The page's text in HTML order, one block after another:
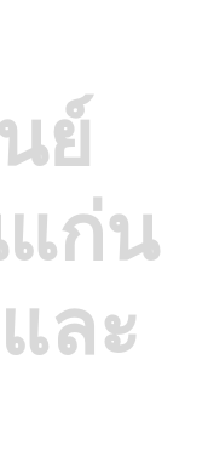
ย์
ก่น
ละ